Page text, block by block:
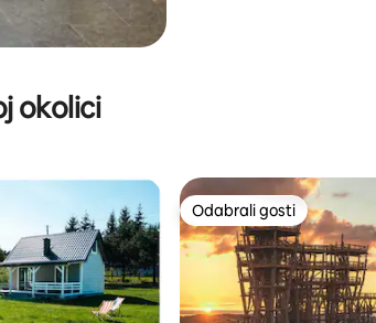
okolici
Odabrali gosti
Odabrali gosti